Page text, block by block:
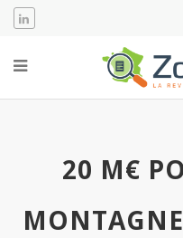
20 M€